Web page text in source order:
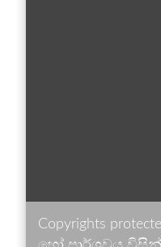
Copyrights